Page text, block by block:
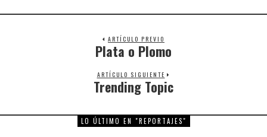
ARTÍCULO PREVIO
Previous
Plata o Plomo
ARTÍCULO SIGUIENTE
Next
post:
Trending Topic
LO ÚLTIMO EN "REPORTAJES"